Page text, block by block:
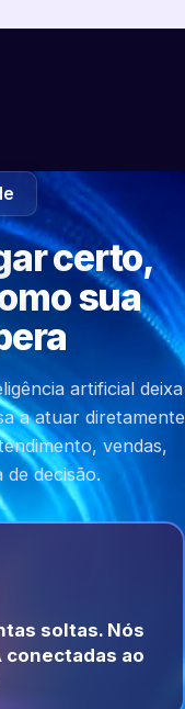
certo,
sua
artificial deixa
a atuar diretamente
vendas,
decisão.
soltas. Nós
conectadas ao